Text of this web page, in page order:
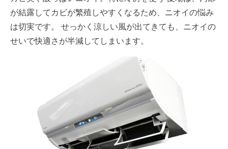
が結露してカビが繁殖しやすくなるため、ニオイの悩み
は切実です。 せっかく涼しい風が出てきても、ニオイの
せいで快適さが半減してしまいます。